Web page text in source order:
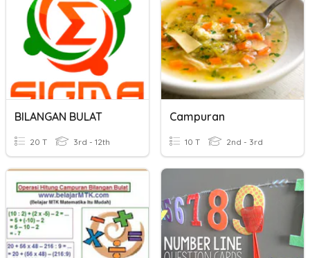
BILANGAN BULAT
20 T 3rd - 12th
Campuran
10 T 2nd - 3rd